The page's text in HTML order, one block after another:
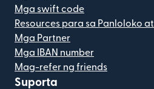
Mga swift code
Resources para sa Panloloko
Mga Partner
Mga IBAN number
Mag-refer ng friends
Suporta